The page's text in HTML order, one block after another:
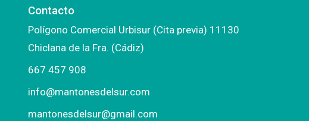
Contacto
Polígono Comercial Urbisur (Cita previa) 11130
Chiclana de la Fra. (Cádiz)
667 457 908
info@mantonesdelsur.com
mantonesdelsur@gmail.com